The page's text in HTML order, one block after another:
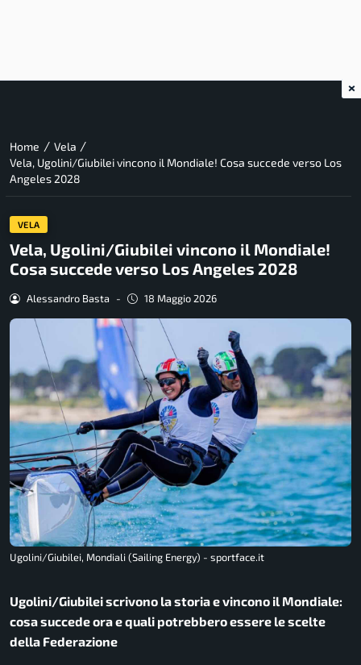
Home / Vela /
Vela, Ugolini/Giubilei vincono il Mondiale! Cosa succede verso Los
Angeles 2028
VELA
Vela, Ugolini/Giubilei vincono il Mondiale!
Cosa succede verso Los Angeles 2028
Alessandro Basta - 18 Maggio 2026
Ugolini/Giubilei, Mondiali (Sailing Energy) - sportface.it
Ugolini/Giubilei scrivono la storia e vincono il Mondiale:
cosa succede ora e quali potrebbero essere le scelte
della Federazione
×